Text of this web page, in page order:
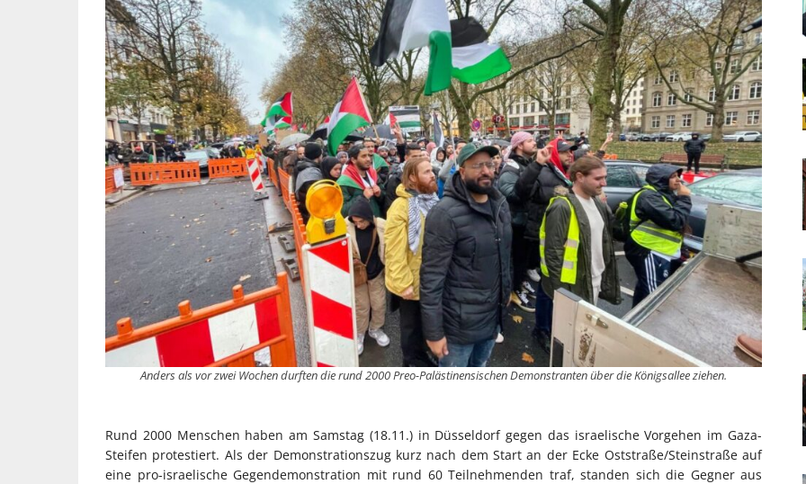
Anders als vor zwei Wochen durften die rund 2000 Preo-Palästinensischen Demonstranten über die Königsallee ziehen.
Rund 2000 Menschen haben am Samstag (18.11.) in Düsseldorf gegen das israelische Vorgehen im Gaza-
Steifen protestiert. Als der Demonstrationszug kurz nach dem Start an der Ecke Oststraße/Steinstraße auf
eine pro-israelische Gegendemonstration mit rund 60 Teilnehmenden traf, standen sich die Gegner aus